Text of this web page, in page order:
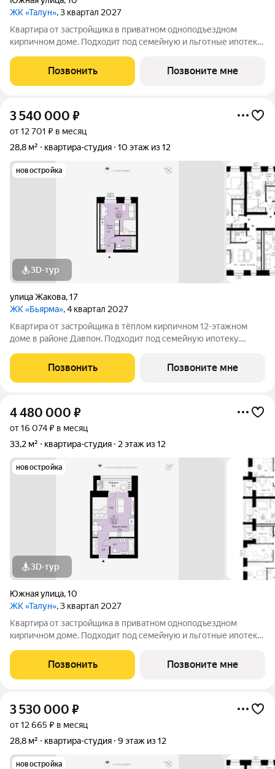
ЖК «Талун», 3 квартал 2027
Квартира от застройщика в приватном одноподъездном
кирпичном доме. Подходит под семейную и льготные ипотеки.
гарантия безопасности. Студия свободной планировки с
кухней-нишей, французским
Позвонить Позвоните мне
3 540 000 ₽
от 12 701 ₽ в месяц
28,8 м²
квартира-студия 10 этаж из 12
новостройка
3D-тур
улица Жакова,17
ЖК «Бьярма», 4 квартал 2027
Квартира от застройщика в тёплом кирпичном 12-этажном
доме в районе Давпон. Подходит под семейную ипотеку.
безопасности. Студия свободной планировки. Два окна с
низкими подоконниками.
Позвонить Позвоните мне
4 480 000 ₽
от 16 074 ₽ в месяц
33,2 м²
квартира-студия 2 этаж из 12
новостройка
3D-тур
Южная улица,10
ЖК «Талун», 3 квартал 2027
Квартира от застройщика в приватном одноподъездном
кирпичном доме. Подходит под семейную и льготные ипотеки.
гарантия безопасности. Студия свободной планировки с
кухней-нишей, французским
Позвонить Позвоните мне
3 530 000 ₽
от 12 665 ₽ в месяц
28,8 м²
квартира-студия 9 этаж из 12
новостройка